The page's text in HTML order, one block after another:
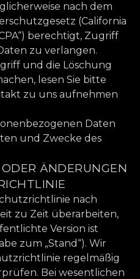
nach dem
(California
berechtigt, Zugriff
zu verlangen.
und die Löschung
lesen Sie bitte
zu uns aufnehmen
Daten
und Zwecke des
ÄNDERUNGEN
nach
zu Zeit überarbeiten,
Version ist
zum „Stand“). Wir
regelmäßig
Bei wesentlichen